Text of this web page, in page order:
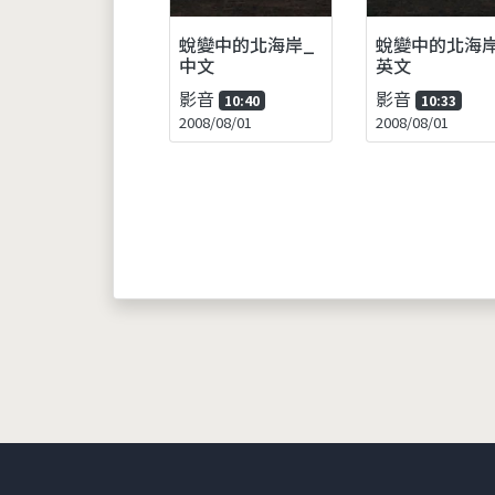
蛻變中的北海岸_
中文
影音 10:40
2008/08/01
蛻變中的北海
英文
影音 10:33
2008/08/01